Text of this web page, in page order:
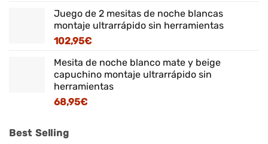
Juego de 2 mesitas de noche blancas
montaje ultrarrápido sin herramientas
102,95€
Mesita de noche blanco mate y beige
capuchino montaje ultrarrápido sin
herramientas
68,95€
Best Selling